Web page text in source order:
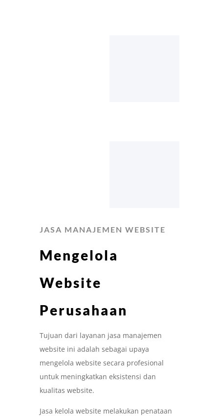
JASA MANAJEMEN WEBSITE
Mengelola
Website
Perusahaan
Tujuan dari layanan jasa manajemen
website ini adalah sebagai upaya
mengelola website secara profesional
untuk meningkatkan eksistensi dan
kualitas website.
Jasa kelola website melakukan penataan